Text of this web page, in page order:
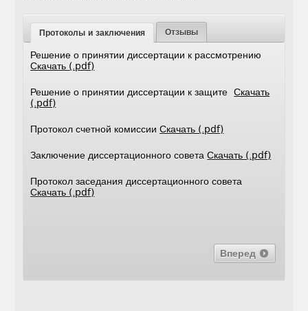
Протоколы и заключения Отзывы
Решение о принятии диссертации к рассмотрению
Скачать (.pdf)
Решение о принятии диссертации к защитеСкачать
(.pdf)
Протокол счетной комиссииСкачать (.pdf)
Заключение диссертационного советаСкачать (.pdf)
Протокол заседания диссертационного совета
Скачать (.pdf)
Вперед